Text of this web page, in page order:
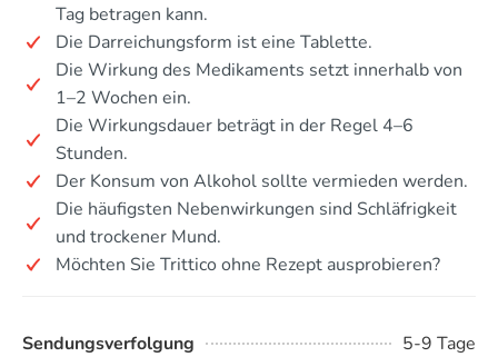
Tag betragen kann.
Die Darreichungsform ist eine Tablette.
Die Wirkung des Medikaments setzt innerhalb von
1–2 Wochen ein.
Die Wirkungsdauer beträgt in der Regel 4–6
Stunden.
Der Konsum von Alkohol sollte vermieden werden.
Die häufigsten Nebenwirkungen sind Schläfrigkeit
und trockener Mund.
Möchten Sie Trittico ohne Rezept ausprobieren?
Sendungsverfolgung
5-9 Tage